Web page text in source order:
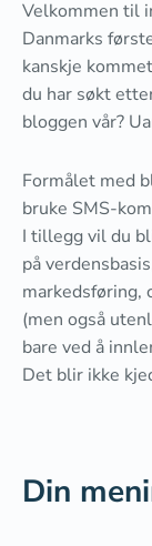
Velkommen til
Danmarks
kanskje
du har søkt
bloggen vår?
Formålet med
bruke SMS-
I tillegg vil du
på
markedsføring,
(men også
bare ved å
Det blir ikke
Din